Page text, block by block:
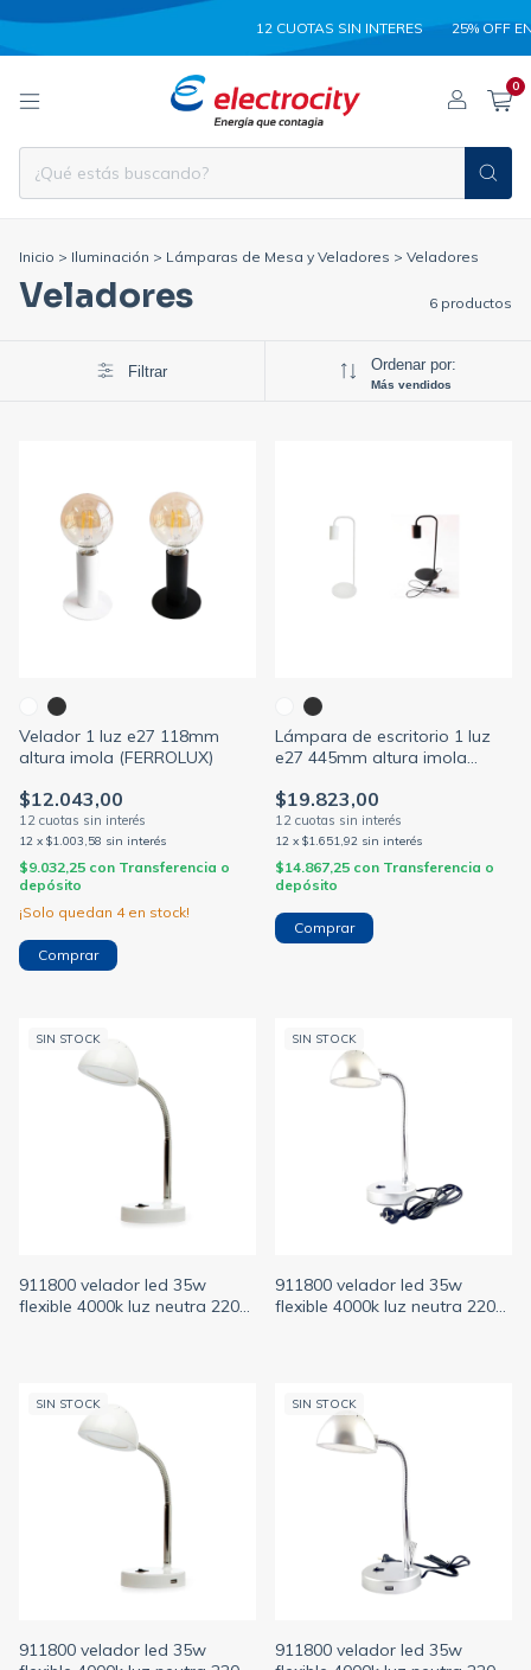
12 CUOTAS SIN INTERES 25% OFF EN
0
Inicio > Iluminación > Lámparas de Mesa y Veladores > Veladores
Veladores 6 productos
Filtrar Ordenar por:
Más vendidos
Velador 1 luz e27 118mm
altura imola (FERROLUX)
$12.043,00
12 x $1.003,58 sin interés
$9.032,25 con Transferencia o
depósito
¡Solo quedan 4en stock!
Comprar
Lámpara de escritorio 1 luz
e27 445mm altura imola
$19.823,00
12 x $1.651,92 sin interés
$14.867,25 con Transferencia o
depósito
Comprar
SIN STOCK
911800 velador led 35w
flexible 4000k luz neutra 220v
SIN STOCK
911800 velador led 35w
flexible 4000k luz neutra 220v
SIN STOCK
911800 velador led 35w
SIN STOCK
911800 velador led 35w